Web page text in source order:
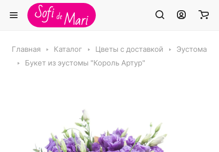
Главная Каталог Цветы с доставкой
Эустома
Букет из эустомы "Король Артур"